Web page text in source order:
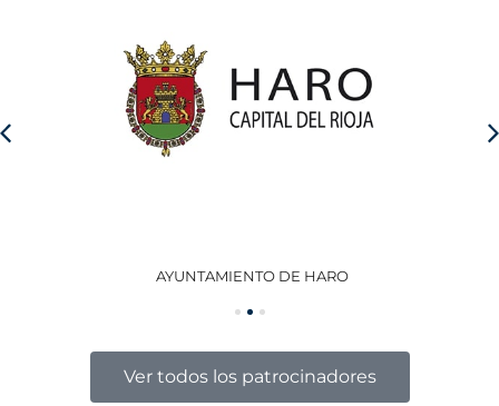
AYUNTAMIENTO DE HARO
Ver todos los patrocinadores